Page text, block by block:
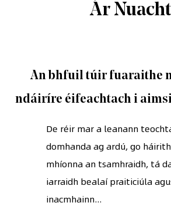
Ár Nuacht
An bhfuil túir fuaraithe
ndáiríre éifeachtach i
De réir mar a leanann
domhanda ag ardú, go
mhíonna an tsamhraidh, tá
iarraidh bealaí praiticiúla
inacmhainn...